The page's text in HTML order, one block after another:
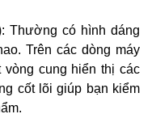
Thường có hình dáng
Trên các dòng máy
cung hiển thị các
cốt lõi giúp bạn kiểm